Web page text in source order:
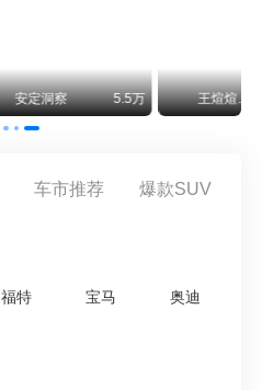
安定洞察 5.5万 王煊煊的爱车日记
车市推荐 爆款SUV
福特 宝马 奥迪